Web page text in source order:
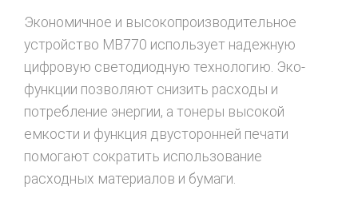
Экономичное и высокопроизводительное
устройство MB770 использует надежную
цифровую светодиодную технологию. Эко-
функции позволяют снизить расходы и
потребление энергии, а тонеры высокой
емкости и функция двусторонней печати
помогают сократить использование
расходных материалов и бумаги.